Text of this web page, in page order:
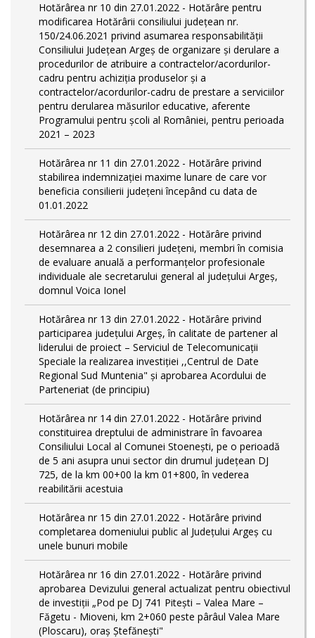
Hotărârea nr 10 din 27.01.2022 - Hotărâre pentru
modificarea Hotărârii consiliului județean nr.
150/24.06.2021 privind asumarea responsabilității
Consiliului Județean Argeș de organizare şi derulare a
procedurilor de atribuire a contractelor/acordurilor-
cadru pentru achiziţia produselor şi a
contractelor/acordurilor-cadru de prestare a serviciilor
pentru derularea măsurilor educative, aferente
Programului pentru școli al României, pentru perioada
2021 – 2023
Hotărârea nr 11 din 27.01.2022 - Hotărâre privind
stabilirea indemnizației maxime lunare de care vor
beneficia consilierii județeni începând cu data de
01.01.2022
Hotărârea nr 12 din 27.01.2022 - Hotărâre privind
desemnarea a 2 consilieri județeni, membri în comisia
de evaluare anuală a performanțelor profesionale
individuale ale secretarului general al județului Argeș,
domnul Voica Ionel
Hotărârea nr 13 din 27.01.2022 - Hotărâre privind
participarea județului Argeș, în calitate de partener al
liderului de proiect – Serviciul de Telecomunicații
Speciale la realizarea investiției ,,Centrul de Date
Regional Sud Muntenia" și aprobarea Acordului de
Parteneriat (de principiu)
Hotărârea nr 14 din 27.01.2022 - Hotărâre privind
constituirea dreptului de administrare în favoarea
Consiliului Local al Comunei Stoenești, pe o perioadă
de 5 ani asupra unui sector din drumul județean DJ
725, de la km 00+00 la km 01+800, în vederea
reabilitării acestuia
Hotărârea nr 15 din 27.01.2022 - Hotărâre privind
completarea domeniului public al Judeţului Argeş cu
unele bunuri mobile
Hotărârea nr 16 din 27.01.2022 - Hotărâre privind
aprobarea Devizului general actualizat pentru obiectivul
de investiţii „Pod pe DJ 741 Pitești – Valea Mare –
Făgetu - Mioveni, km 2+060 peste pârâul Valea Mare
(Ploscaru), oraș Ștefănești"